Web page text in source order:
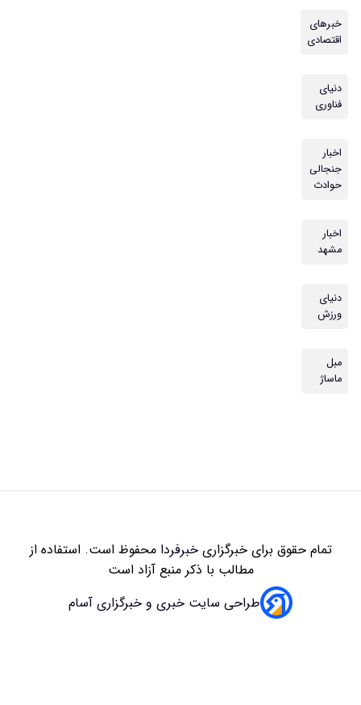
خبرهای
اقتصادی
دنیای
فناوری
اخبار
جنجالی
حوادث
اخبار
مشهد
دنیای
ورزش
مبل
ماساژ
تمام حقوق برای خبرگزاریخبرفردامحفوظ است. استفاده از
مطالب با ذکر منبع آزاد است
طراحی سایت خبری و خبرگزاری آسام